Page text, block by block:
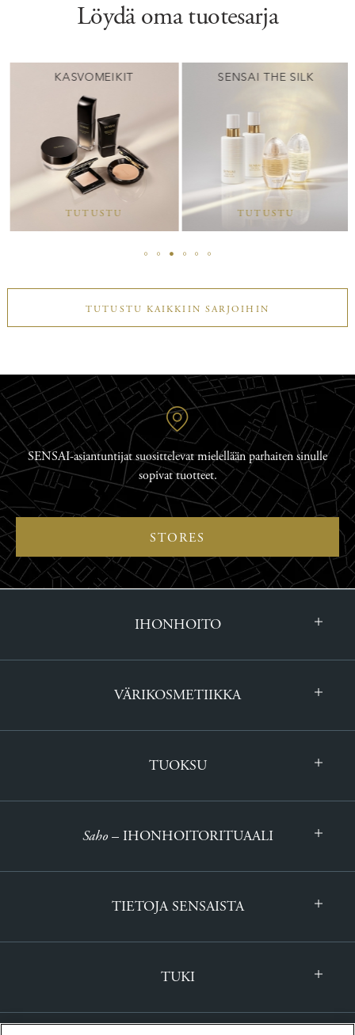
Löydä oma tuotesarja
KASVOMEIKIT
TUTUSTU
SENSAI THE SILK
TUTUSTU
TUTUSTU KAIKKIIN SARJOIHIN
SENSAI-asiantuntijat suosittelevat mielellään parhaiten sinulle
sopivat tuotteet.
STORES
IHONHOITO
VÄRIKOSMETIIKKA
TUOKSU
Saho– IHONHOITORITUAALI
TIETOJA SENSAISTA
TUKI